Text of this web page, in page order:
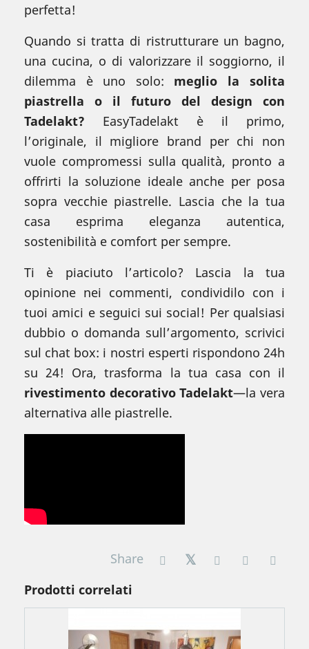
perfetta!
Quando si tratta di ristrutturare un bagno,
una cucina, o di valorizzare il soggiorno, il
dilemma è uno solo: meglio la solita
piastrella o il futuro del design con
Tadelakt? EasyTadelakt è il primo,
l’originale, il migliore brand per chi non
vuole compromessi sulla qualità, pronto a
offrirti la soluzione ideale anche per posa
sopra vecchie piastrelle. Lascia che la tua
casa esprima eleganza autentica,
sostenibilità e comfort per sempre.
Ti è piaciuto l’articolo? Lascia la tua
opinione nei commenti, condividilo con i
tuoi amici e seguici sui social! Per qualsiasi
dubbio o domanda sull’argomento, scrivici
sul chat box: i nostri esperti rispondono 24h
su 24! Ora, trasforma la tua casa con il
rivestimento decorativo Tadelakt—la vera
alternativa alle piastrelle.
Share
Prodotti correlati